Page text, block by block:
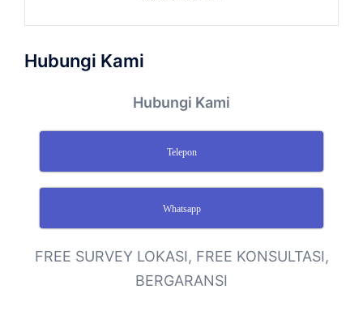
Hubungi Kami
Hubungi Kami
Telepon
Whatsapp
FREE SURVEY LOKASI, FREE KONSULTASI,
BERGARANSI